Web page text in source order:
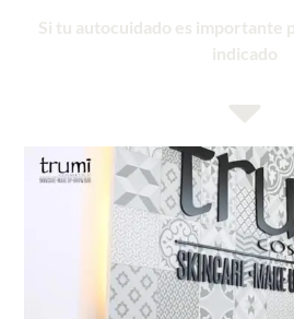
Si tu autocuidado es importante
indicado